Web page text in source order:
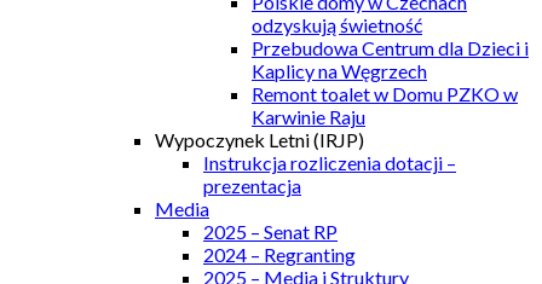
odzyskują świetność
Przebudowa Centrum dla Dzieci i
Kaplicy na Węgrzech
Remont toalet w Domu PZKO w
Karwinie Raju
Wypoczynek Letni (IRJP)
Instrukcja rozliczenia dotacji –
prezentacja
Media
2025 – Senat RP
2024 – Regranting
2025 – Media i Struktury